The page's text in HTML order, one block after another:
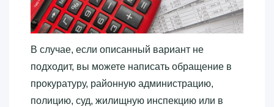
В случае, если описанный вариант не
подходит, вы можете написать обращение в
прокуратуру, районную администрацию,
полицию, суд, жилищную инспекцию или в